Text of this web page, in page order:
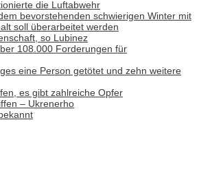
die Luftabwehr
bevorstehenden schwierigen Winter mit
soll überarbeitet werden
so Lubinez
108.000 Forderungen für
eine Person getötet und zehn weitere
es gibt zahlreiche Opfer
– Ukrenerho